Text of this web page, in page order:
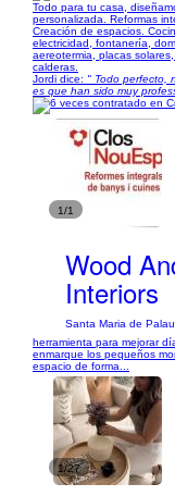
Todo para tu casa,
personalizada. Reformas
Creación de espacios.
electricidad, fontanería,
aereotermia, placas
calderas.
Jordi dice: " Todo perfecto,
es que han sido muy
1/1
Wood
Interiors
Santa Maria de
herramienta para mejorar
enmarque los pequeños
espacio de forma...
1/27